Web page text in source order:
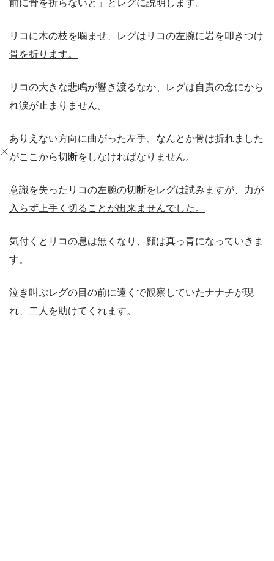
前に骨を折らないと」とレグに説明します。
リコに木の枝を噛ませ、
レグはリコの左腕に岩を叩きつけ
骨を折ります。
リコの大きな悲鳴が響き渡るなか、レグは自責の念にから
れ涙が止まりません。
ありえない方向に曲がった左手、なんとか骨は折れました
がここから切断をしなければなりません。
意識を失った リコの左腕の切断をレグは試みますが、力が
入らず上手く切ることが出来ませんでした。
気付くとリコの息は無くなり、顔は真っ青になっていきま
す。
泣き叫ぶレグの目の前に遠くで観察していたナナチが現
れ、二人を助けてくれます。